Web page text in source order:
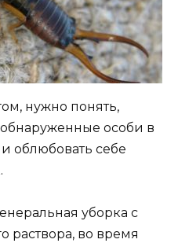
нужно понять,
особи в
облюбовать себе
уборка с
раствора, во время